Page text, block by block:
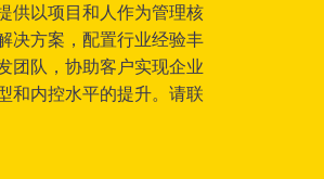
供以项目和人作为管理核
决方案，配置行业经验丰
团队，协助客户实现企业
和内控水平的提升。请联